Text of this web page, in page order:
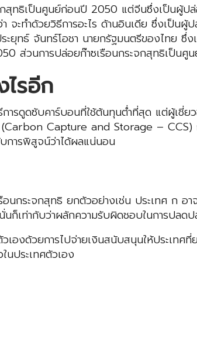
สุทธิเป็นศูนย์ก่อนปี 2050 แต่จีนซึ่งเป็นผู้ป
จะทำด้วยวิธีการอะไร ด้านอินเดีย ซึ่งเป็
ทธ์ จันทร์โอชา นายกรัฐมนตรีของไทย ซึ่ง
ส่วนการปล่อยก๊าซเรือนกระจกสุทธิเป็นศู
ไรอีก
ารดูดซับคาร์บอนที่ใช้ต้นทุนต่ำที่สุด แต่ผู้เชี่
Capture and Storage – CCS)
การพิสูจน์ว่าได้ผลแน่นอน
นกระจกสุทธิ ยกตัวอย่างเช่น ประเทศ ก
นก็เท่ากับว่าผลักความรับผิดชอบในการปล
งด้วยการไปจ่ายเงินสนับสนุนให้ประเทศ
ประเทศตัวเอง